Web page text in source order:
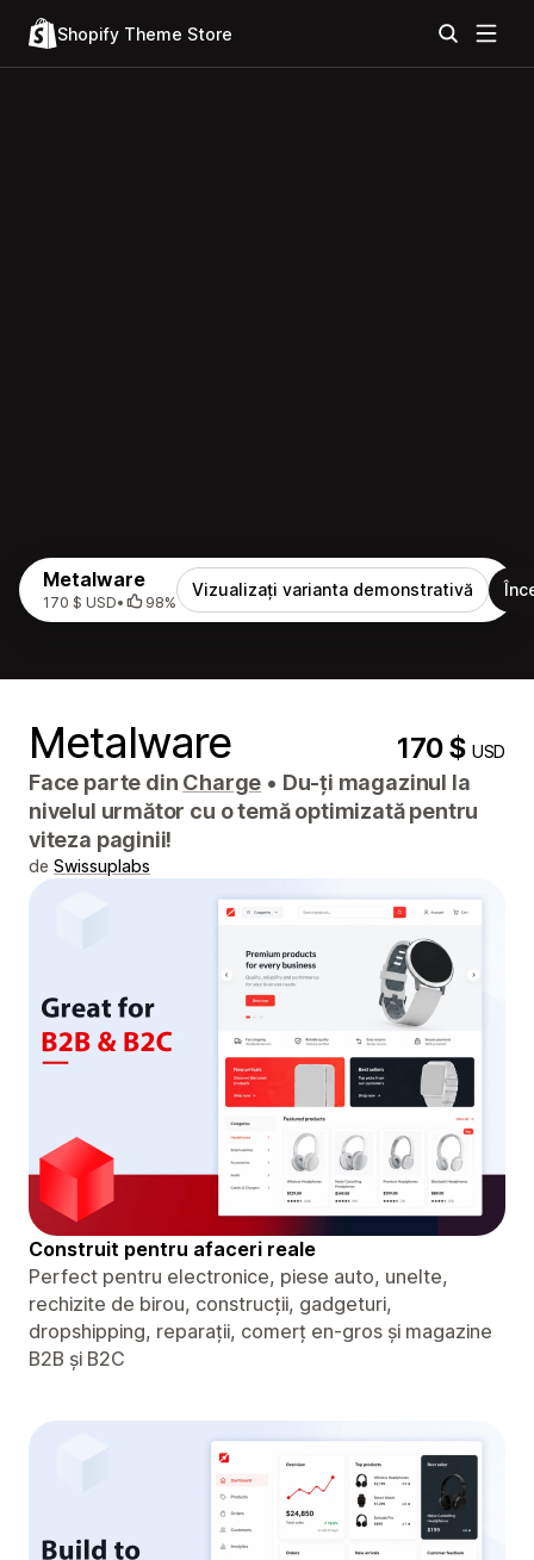
Shopify Theme Store
Metalware
170 $ USD• 98%
Vizualizați varianta demonstrativă
Metalware 170 $USD
Face parte din Charge • Du-ți magazinul la
nivelul următor cu o temă optimizată pentru
viteza paginii!
de Swissuplabs
Construit pentru afaceri reale
Perfect pentru electronice, piese auto, unelte,
rechizite de birou, construcții, gadgeturi,
dropshipping, reparații, comerț en-gros și magazine
B2B și B2C